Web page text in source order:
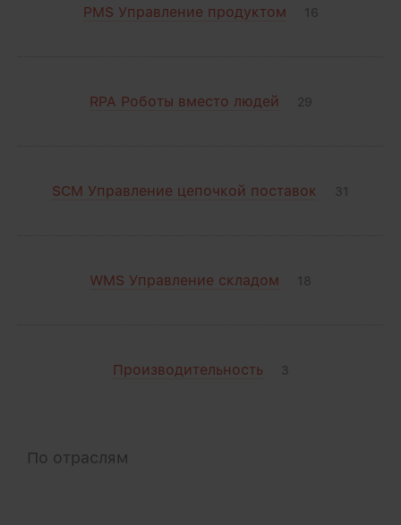
PMS Управление продуктом 16
RPA Роботы вместо людей 29
SCM Управление цепочкой поставок 31
WMS Управление складом 18
Производительность 3
По отраслям